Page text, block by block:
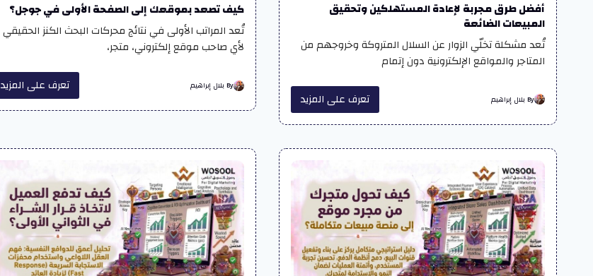
أفضل طرق مجربة لإعادة المستهلكين وتحقيق
المبيعات الضائعة
تُعد مشكلة تخلّي الزوار عن السلال المتروكة وخروجهم من
المتاجر والمواقع الإلكترونية دون إتمام
By بلال إبراهيم تعرف على المزيد
كيف تصعد بموقعك إلى الصفحة الأولى في جوجل؟
تُعد المراتب الأولى في نتائج محركات البحث الكنز الحقيقي
لأي صاحب موقع إلكتروني، متجر،
By بلال إبراهيم تعرف على المزيد